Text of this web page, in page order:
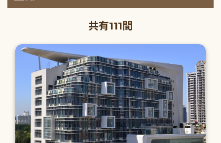
共有111間